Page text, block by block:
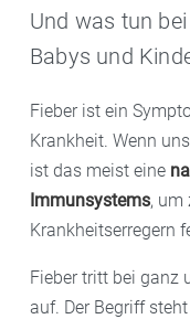
Und was tun
Babys und
Fieber ist ein
Krankheit. Wenn
ist das meist eine
Immunsystems, um
Krankheitserregern
Fieber tritt bei ganz
auf. Der Begriff